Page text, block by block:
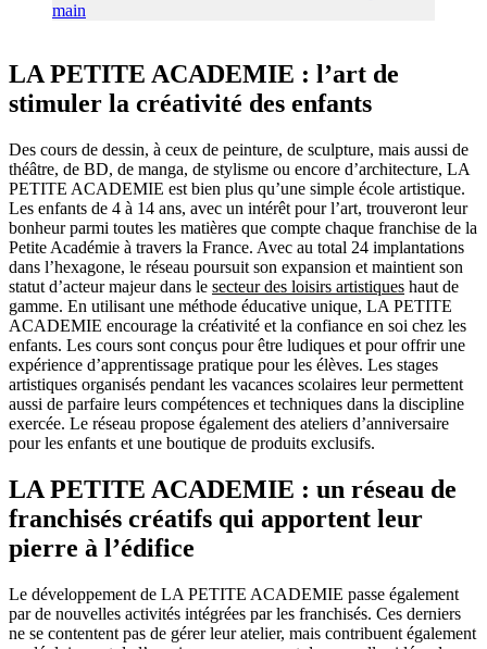
LA PETITE ACADEMIE : l’art de
stimuler la créativité des enfants
Des cours de dessin, à ceux de peinture, de sculpture, mais aussi de
théâtre, de BD, de manga, de stylisme ou encore d’architecture, LA
PETITE ACADEMIE est bien plus qu’une simple école artistique.
Les enfants de 4 à 14 ans, avec un intérêt pour l’art, trouveront leur
bonheur parmi toutes les matières que compte chaque franchise de la
Petite Académie à travers la France. Avec au total 24 implantations
dans l’hexagone, le réseau poursuit son expansion et maintient son
statut d’acteur majeur dans le secteur des loisirs artistiques haut de
gamme. En utilisant une méthode éducative unique, LA PETITE
ACADEMIE encourage la créativité et la confiance en soi chez les
enfants. Les cours sont conçus pour être ludiques et pour offrir une
expérience d’apprentissage pratique pour les élèves. Les stages
artistiques organisés pendant les vacances scolaires leur permettent
aussi de parfaire leurs compétences et techniques dans la discipline
exercée. Le réseau propose également des ateliers d’anniversaire
pour les enfants et une boutique de produits exclusifs.
LA PETITE ACADEMIE : un réseau de
franchisés créatifs qui apportent leur
pierre à l’édifice
Le développement de LA PETITE ACADEMIE passe également
par de nouvelles activités intégrées par les franchisés. Ces derniers
ne se contentent pas de gérer leur atelier, mais contribuent également